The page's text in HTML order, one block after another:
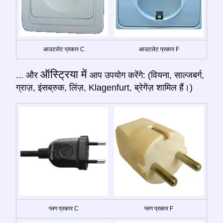
आउटलेट प्रकार C आउटलेट प्रकार F
... और ऑस्ट्रिया में आप उपयोग करेंगे: (वियना, साल्जबर्ग,
ग्राज़, इंसब्रुक, लिंज़, Klagenfurt, ब्रेगेंज़ शामिल हैं।)
प्लग प्रकार C प्लग प्रकार F